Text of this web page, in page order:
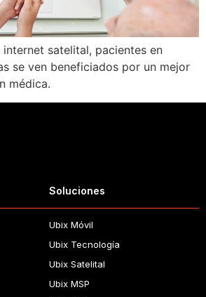
satelital, pacientes en
se ven beneficiados por un mejor
médica.
Soluciones
Ubix Móvil
Ubix Tecnología
Ubix Satelital
Ubix MSP